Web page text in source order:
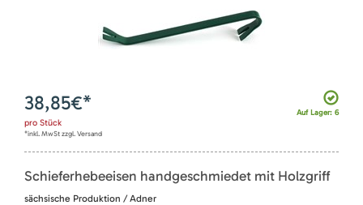
Auf Lager: 6
38,85€*
pro Stück
*inkl. MwSt zzgl. Versand
Schieferhebeeisen handgeschmiedet mit Holzgriff
sächsische Produktion / Adner